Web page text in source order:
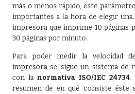
más o menos rápido, este
importantes a la hora de elegir
impresora que imprime 10 páginas
30 páginas por minuto.
Para poder medir la velocidad
impresora se sigue un sistema de
con la normativa ISO/IEC 24734.
resumen de en qué consiste éste